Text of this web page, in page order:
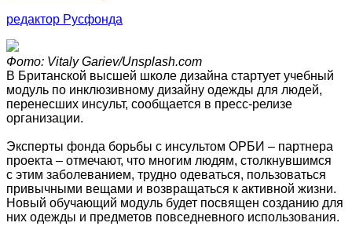
редактор Русфонда
Фото: Vitaly Gariev/Unsplash.com
В Британской высшей школе дизайна стартует учебный
модуль по инклюзивному дизайну одежды для людей,
перенесших инсульт, сообщается в пресс-релизе
организации.
Эксперты фонда борьбы с инсультом ОРБИ – партнера
проекта – отмечают, что многим людям, столкнувшимся
с этим заболеванием, трудно одеваться, пользоваться
привычными вещами и возвращаться к активной жизни.
Новый обучающий модуль будет посвящен созданию для
них одежды и предметов повседневного использования.